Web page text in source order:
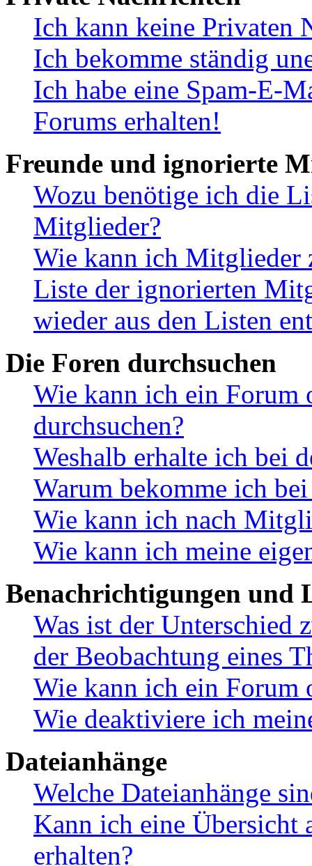
Ich kann keine Privaten
Ich bekomme ständig
Ich habe eine Spam-E-
Forums erhalten!
Freunde und ignorierte
Wozu benötige ich die
Mitglieder?
Wie kann ich Mitglieder
Liste der ignorierten
wieder aus den Listen
Die Foren durchsuchen
Wie kann ich ein Forum
durchsuchen?
Weshalb erhalte ich bei
Warum bekomme ich
Wie kann ich nach
Wie kann ich meine
Benachrichtigungen und
Was ist der Unterschied
der Beobachtung eines
Wie kann ich ein Forum
Wie deaktiviere ich
Dateianhänge
Welche Dateianhänge
Kann ich eine Übersicht
erhalten?